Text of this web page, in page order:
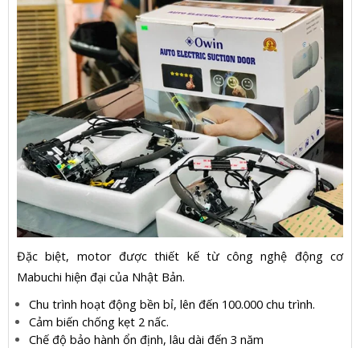
Đặc biệt, motor được thiết kế từ công nghệ động cơ
Mabuchi hiện đại của Nhật Bản.
Chu trình hoạt động bền bỉ, lên đến 100.000 chu trình.
Cảm biến chống kẹt 2 nấc.
Chế độ bảo hành ổn định, lâu dài đến 3 năm